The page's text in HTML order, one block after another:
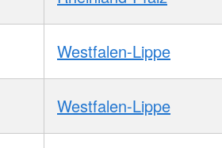
Westfalen-Lippe
Westfalen-Lippe